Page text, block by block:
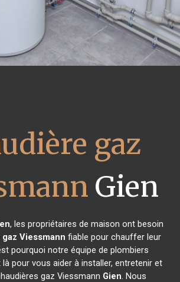
gaz
Gien
, les propriétaires de maison ont besoin
Viessmann fiable pour chauffer leur
pourquoi notre équipe de plombiers
pour vous aider à installer, entretenir et
gaz Viessmann Gien. Nous